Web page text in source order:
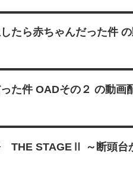
たら赤ちゃんだった件
た件 OADその２ の動
THE STAGEⅡ ～断頭台